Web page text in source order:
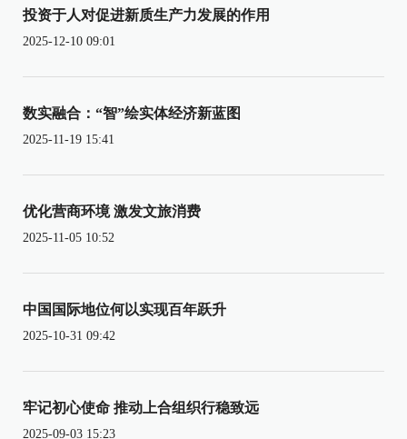
投资于人对促进新质生产力发展的作用
2025-12-10 09:01
数实融合：“智”绘实体经济新蓝图
2025-11-19 15:41
优化营商环境 激发文旅消费
2025-11-05 10:52
中国国际地位何以实现百年跃升
2025-10-31 09:42
牢记初心使命 推动上合组织行稳致远
2025-09-03 15:23